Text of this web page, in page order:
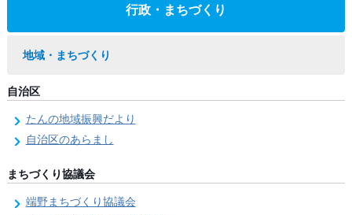
行政・まちづくり
地域・まちづくり
自治区
たんの地域振興だより
自治区のあらまし
まちづくり協議会
端野まちづくり協議会